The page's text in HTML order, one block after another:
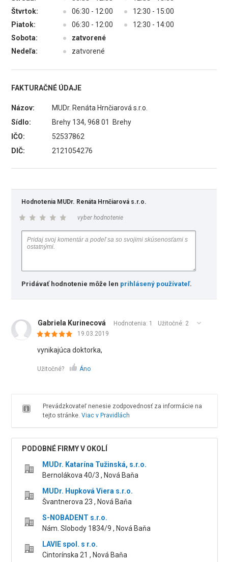
Štvrtok:
● 06:30 - 12:00 ●
12:30 - 15:00
Piatok:
● 06:30 - 12:00 ●
12:30 - 14:00
Sobota:
●
zatvorené
Nedeľa:
● zatvorené
FAKTURAČNÉ ÚDAJE
Názov:
MUDr. Renáta Hrnčiarová s.r.o.
Sídlo:
Brehy 134, 968 01 Brehy
IČO:
52537862
DIČ:
2121054276
Hodnotenia MUDr. Renáta Hrnčiarová s.r.o.
vyber hodnotenie
Pridávať hodnotenie môže len prihlásený používateľ.
Gabriela Kurinecová Hodnotenia: 1 Užitočné: 2
19.03.2019
vynikajúca doktorka,
Užitočné? Áno
Prevádzkovateľ nenesie zodpovednosť za informácie na
tejto stránke. Viac v Pravidlách
PODOBNÉ FIRMY V OKOLÍ
MUDr. Katarína Tužinská, s.r.o.
Bernolákova 40/3 , Nová Baňa
MUDr. Hupková Viera s.r.o.
Švantnerova 23 , Nová Baňa
S-NOBADENT s.r.o.
Nám. Slobody 1834/9 , Nová Baňa
LAVIE spol. s r.o.
Cintorínska 21 , Nová Baňa